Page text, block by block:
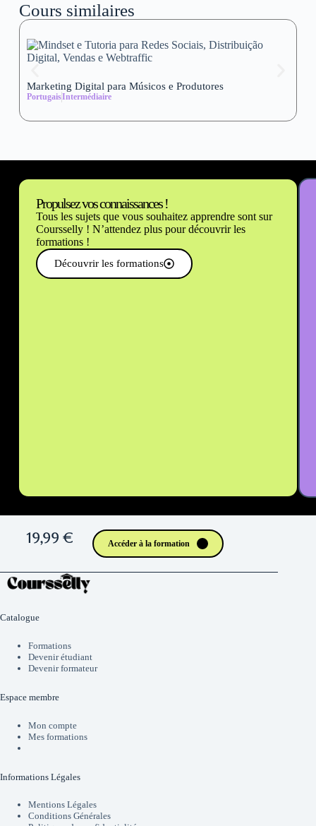
Cours similaires
Marketing Digital para Músicos e Produtores
PortugaisIntermédiaire
Propulsez vos connaissances !
Tous les sujets que vous souhaitez apprendre sont sur
Coursselly ! N’attendez plus pour découvrir les
formations !
Découvrir les formations
19,99 € Accéder à la formation
Catalogue
Formations
Devenir étudiant
Devenir formateur
Espace membre
Mon compte
Mes formations
Informations Légales
Mentions Légales
Conditions Générales